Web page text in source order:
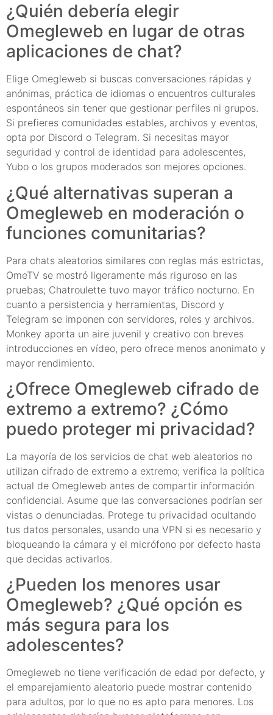
¿Quién debería elegir
Omegleweb en lugar de otras
aplicaciones de chat?
Elige Omegleweb si buscas conversaciones rápidas y
anónimas, práctica de idiomas o encuentros culturales
espontáneos sin tener que gestionar perfiles ni grupos.
Si prefieres comunidades estables, archivos y eventos,
opta por Discord o Telegram. Si necesitas mayor
seguridad y control de identidad para adolescentes,
Yubo o los grupos moderados son mejores opciones.
¿Qué alternativas superan a
Omegleweb en moderación o
funciones comunitarias?
Para chats aleatorios similares con reglas más estrictas,
OmeTV se mostró ligeramente más riguroso en las
pruebas; Chatroulette tuvo mayor tráfico nocturno. En
cuanto a persistencia y herramientas, Discord y
Telegram se imponen con servidores, roles y archivos.
Monkey aporta un aire juvenil y creativo con breves
introducciones en vídeo, pero ofrece menos anonimato y
mayor rendimiento.
¿Ofrece Omegleweb cifrado de
extremo a extremo? ¿Cómo
puedo proteger mi privacidad?
La mayoría de los servicios de chat web aleatorios no
utilizan cifrado de extremo a extremo; verifica la política
actual de Omegleweb antes de compartir información
confidencial. Asume que las conversaciones podrían ser
vistas o denunciadas. Protege tu privacidad ocultando
tus datos personales, usando una VPN si es necesario y
bloqueando la cámara y el micrófono por defecto hasta
que decidas activarlos.
¿Pueden los menores usar
Omegleweb? ¿Qué opción es
más segura para los
adolescentes?
Omegleweb no tiene verificación de edad por defecto, y
el emparejamiento aleatorio puede mostrar contenido
para adultos, por lo que no es apto para menores. Los